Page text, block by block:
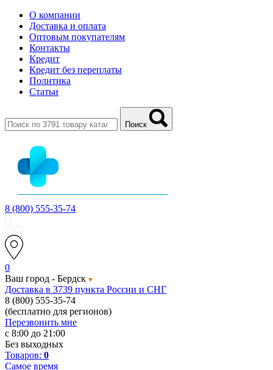
О компании
Доставка и оплата
Оптовым покупателям
Контакты
Кредит
Кредит без переплаты
Политика
Статьи
Поиск
8 (800) 555-35-74
0
Ваш город - Бердск
Доставка в 3739 пункта России и СНГ
8 (800) 555-35-74
(бесплатно для регионов)
Перезвонить мне
с 8:00 до 21:00
Без выходных
Товаров: 0
Самое время